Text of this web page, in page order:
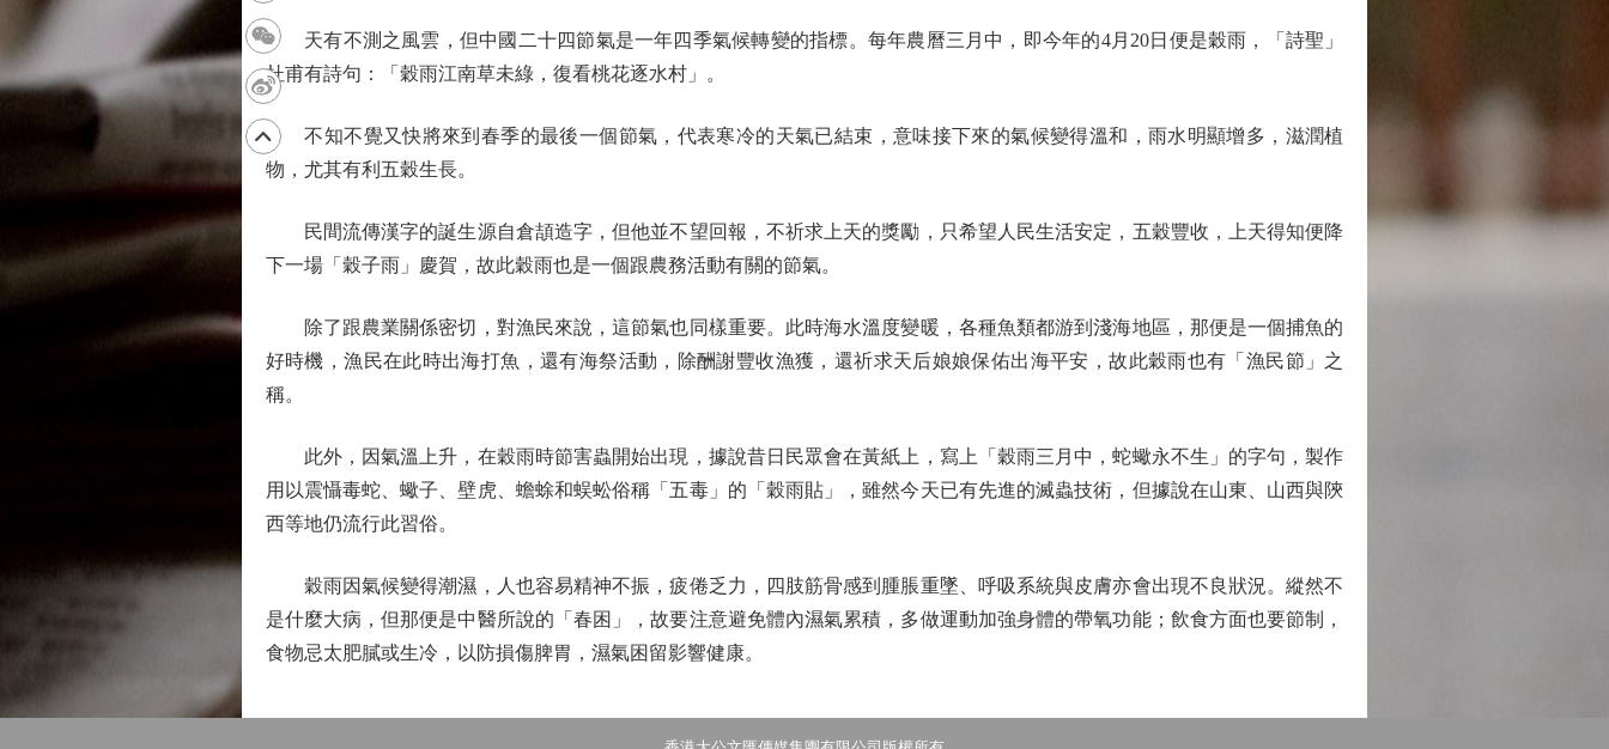
天有不測之風雲，但中國二十四節氣是一年四季氣候轉變的指標。每年農曆三月中，即今年的4月20日便是穀雨，「詩聖」
杜甫有詩句：「穀雨江南草未綠，復看桃花逐水村」。
不知不覺又快將來到春季的最後一個節氣，代表寒冷的天氣已結束，意味接下來的氣候變得溫和，雨水明顯增多，滋潤植
物，尤其有利五穀生長。
民間流傳漢字的誕生源自倉頡造字，但他並不望回報，不祈求上天的獎勵，只希望人民生活安定，五穀豐收，上天得知便降
下一場「穀子雨」慶賀，故此穀雨也是一個跟農務活動有關的節氣。
除了跟農業關係密切，對漁民來說，這節氣也同樣重要。此時海水溫度變暖，各種魚類都游到淺海地區，那便是一個捕魚的
好時機，漁民在此時出海打魚，還有海祭活動，除酬謝豐收漁獲，還祈求天后娘娘保佑出海平安，故此穀雨也有「漁民節」之
稱。
此外，因氣溫上升，在穀雨時節害蟲開始出現，據說昔日民眾會在黃紙上，寫上「穀雨三月中，蛇蠍永不生」的字句，製作
用以震懾毒蛇、蠍子、壁虎、蟾蜍和蜈蚣俗稱「五毒」的「穀雨貼」，雖然今天已有先進的滅蟲技術，但據說在山東、山西與陝
西等地仍流行此習俗。
穀雨因氣候變得潮濕，人也容易精神不振，疲倦乏力，四肢筋骨感到腫脹重墜、呼吸系統與皮膚亦會出現不良狀況。縱然不
是什麼大病，但那便是中醫所說的「春困」，故要注意避免體內濕氣累積，多做運動加強身體的帶氧功能；飲食方面也要節制，
食物忌太肥膩或生冷，以防損傷脾胃，濕氣困留影響健康。